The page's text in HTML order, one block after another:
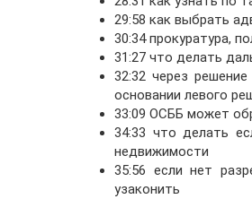
29:58 как выбрать
30:34 прокуратура,
31:27 что делать
32:32 через
основании левого
33:09 ОСББ может
34:33 что делать
недвижимости
35:56 если нет
узаконить